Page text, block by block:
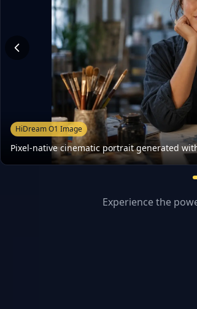
HiDream O1 Image
Pixel-native cinematic portrait generated
Experience the